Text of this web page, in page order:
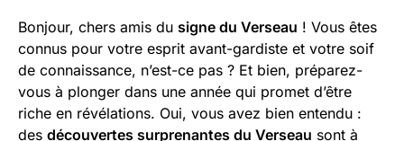
Bonjour, chers amis du signe du Verseau ! Vous êtes
connus pour votre esprit avant-gardiste et votre soif
de connaissance, n’est-ce pas ? Et bien, préparez-
vous à plonger dans une année qui promet d’être
riche en révélations. Oui, vous avez bien entendu :
des découvertes surprenantes du Verseau sont à